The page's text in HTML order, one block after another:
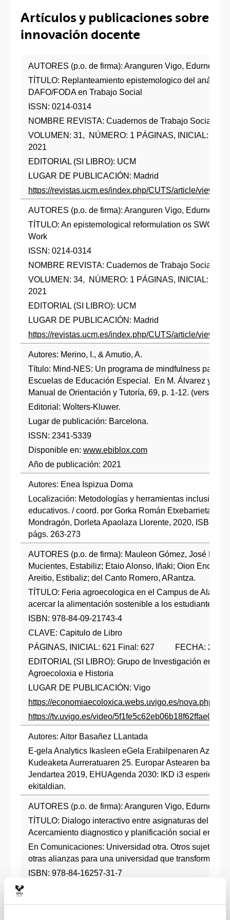
Artículos y publicaciones sobre
innovación docente
AUTORES (p.o. de firma): Aranguren Vigo, Edurne;
TÍTULO: Replanteamiento epistemologico del análisis
DAFO/FODA en Trabajo Social
ISSN: 0214-0314
NOMBRE REVISTA: Cuadernos de Trabajo Social
VOLUMEN: 31, NÚMERO: 1 PÁGINAS, INICIAL:
2021
EDITORIAL (SI LIBRO): UCM
LUGAR DE PUBLICACIÓN: Madrid
https://revistas.ucm.es/index.php/CUTS/article/view/
AUTORES (p.o. de firma): Aranguren Vigo, Edurne;
TÍTULO: An epistemological reformulation os SWOT
Work
ISSN: 0214-0314
NOMBRE REVISTA: Cuadernos de Trabajo Social
VOLUMEN: 34, NÚMERO: 1 PÁGINAS, INICIAL: 127
2021
EDITORIAL (SI LIBRO): UCM
LUGAR DE PUBLICACIÓN: Madrid
https://revistas.ucm.es/index.php/CUTS/article/view/
Autores: Merino, I., & Amutio, A.
Título: Mind-NES: Un programa de mindfulness para
Escuelas de Educación Especial. En M. Álvarez y R.
Manual de Orientación y Tutoría, 69, p. 1-12. (versión
Editorial: Wolters-Kluwer.
Lugar de publicación: Barcelona.
ISSN: 2341-5339
Disponible en: www.ebiblox.com
Año de publicación: 2021
Autores: Enea Ispizua Dorna
Localización: Metodologías y herramientas inclusivas
educativos. / coord. por Gorka Román Etxebarrieta,
Mondragón, Dorleta Apaolaza Llorente, 2020, ISBN
págs. 263-273
AUTORES (p.o. de firma): Mauleon Gómez, José
Mucientes, Estabiliz; Etaio Alonso, Iñaki; Oion Encina,
Areitio, Estibaliz; del Canto Romero, ARantza.
TÍTULO: Feria agroecologica en el Campus de Alava:
acercar la alimentación sostenible a los estudiantes
ISBN: 978-84-09-21743-4
CLAVE: Capitulo de Libro
PÁGINAS, INICIAL: 621 Final: 627 FECHA: 2020
EDITORIAL (SI LIBRO): Grupo de Investigación en
Agroecoloxia e Historia
LUGAR DE PUBLICACIÓN: Vigo
https://economiaecoloxica.webs.uvigo.es/
https://tv.uvigo.es/video/5f1fe5c62eb06b18f62ffae0
Autores: Aitor Basañez LLantada
E-gela Analytics Ikasleen eGela Erabilpenaren
Kudeaketa Aurreratuaren 25. Europar Astearen baitan
Jendartea 2019, EHUAgenda 2030: IKD i3
ekitaldian.
AUTORES (p.o. de firma): Aranguren Vigo, Edurne;
TÍTULO: Dialogo interactivo entre asignaturas del
Acercamiento diagnostico y planificación social en el
En Comunicaciones: Universidad otra. Otros sujetos,
otras alianzas para una universidad que transforma. II
ISBN: 978-84-16257-31-7